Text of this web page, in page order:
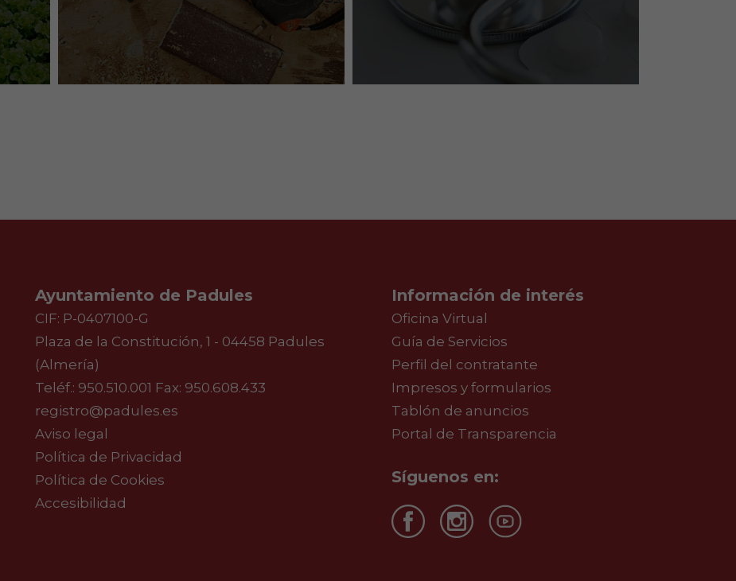
Ayuntamiento de Padules
CIF: P-0407100-G
Plaza de la Constitución, 1 - 04458 Padules
(Almería)
Teléf.: 950.510.001 Fax: 950.608.433
registro@padules.es
Aviso legal
Política de Privacidad
Política de Cookies
Accesibilidad
Información de interés
Oficina Virtual
Guía de Servicios
Perfil del contratante
Impresos y formularios
Tablón de anuncios
Portal de Transparencia
Síguenos en: